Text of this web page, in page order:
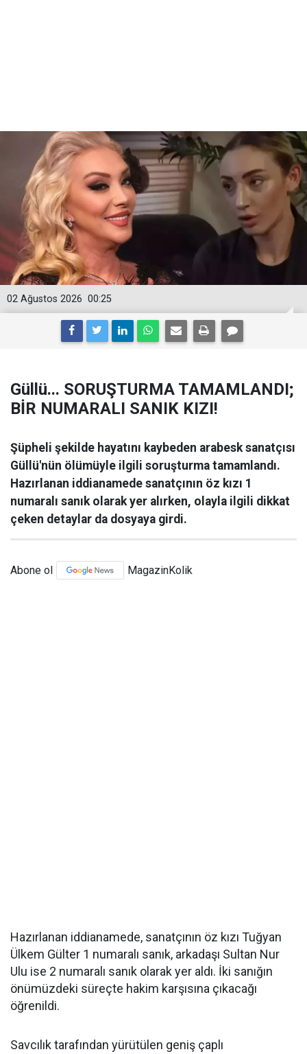
00:25
02 Ağustos 2026
Güllü... SORUŞTURMA TAMAMLANDI;
BİR NUMARALI SANIK KIZI!
Şüpheli şekilde hayatını kaybeden arabesk sanatçısı
Güllü'nün ölümüyle ilgili soruşturma tamamlandı.
Hazırlanan iddianamede sanatçının öz kızı 1
numaralı sanık olarak yer alırken, olayla ilgili dikkat
çeken detaylar da dosyaya girdi.
Abone ol MagazinKolik
Hazırlanan iddianamede, sanatçının öz kızı Tuğyan
Ülkem Gülter 1 numaralı sanık, arkadaşı Sultan Nur
Ulu ise 2 numaralı sanık olarak yer aldı. İki sanığın
önümüzdeki süreçte hakim karşısına çıkacağı
öğrenildi.
Savcılık tarafından yürütülen geniş çaplı